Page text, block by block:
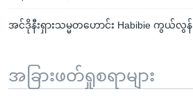
အင်ဒိုနီးရှားသမ္မတဟောင်း Habibie ကွယ်လွန်
အခြားဖတ်ရှုစရာများ